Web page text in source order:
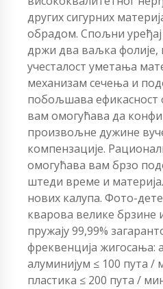
других сигурних
обрадом. Спољни
држи два ваљка фолије,
учесталост уметања
механизам сечења и
побољшава
вам омогућава да
произвољне дужине
компензације.
омогућава вам брзо
штеди време и
нових калупа. Фото-
кварова велике брзине
пружају 99,99%
фреквенција жигосања:
алуминијум ≤ 100 пута /
пластика ≤ 200 пута /